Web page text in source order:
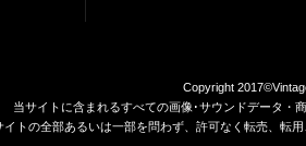
Copyright
当サイトに含まれるすべての画像･サウンドデータ・
イトの全部あるいは一部を問わず、許可なく転売、転